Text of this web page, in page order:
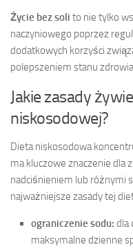
Życie bez soli to nie tylko
naczyniowego poprzez
dodatkowych korzyści
polepszeniem stanu
Jakie zasady
niskosodowej?
Dieta niskosodowa
ma kluczowe znaczenie dla
nadciśnieniem lub różnymi
najważniejsze zasady tej
ograniczenie sodu: dla
maksymalne dzienne